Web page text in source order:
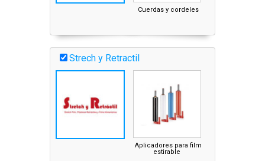
Cuerdas y cordeles
Strech y Retractil
Aplicadores para film
estirable